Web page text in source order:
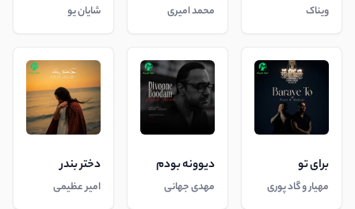
ویناک محمد امیری شایان یو
برای تو
مهیار و گاد پوری
دیوونه بودم
مهدی جهانی
دختر بندر
امیر عظیمی